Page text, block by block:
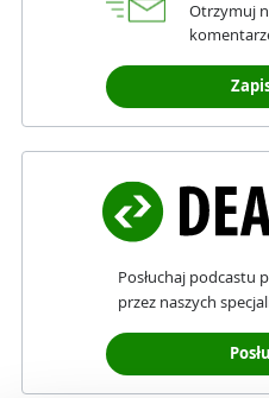
Otrzymuj
Posłuchaj podcastu
przez naszych